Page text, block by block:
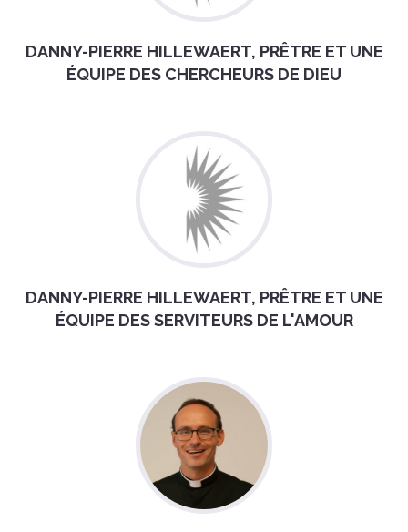
DANNY-PIERRE HILLEWAERT, PRÊTRE ET UNE
ÉQUIPE DES CHERCHEURS DE DIEU
DANNY-PIERRE HILLEWAERT, PRÊTRE ET UNE
ÉQUIPE DES SERVITEURS DE L'AMOUR